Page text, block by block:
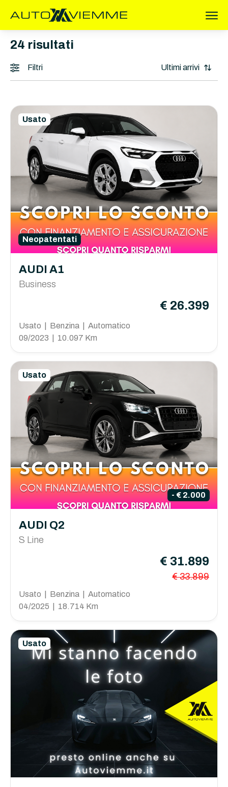
24 risultati
Filtri
Usato
Neopatentati
AUDI A1
Business
€ 26.399
Usato | Benzina | Automatico
09/2023 | 10.097 Km
Usato
- € 2.000
AUDI Q2
S Line
€ 31.899
€ 33.899
Usato | Benzina | Automatico
04/2025 | 18.714 Km
Usato